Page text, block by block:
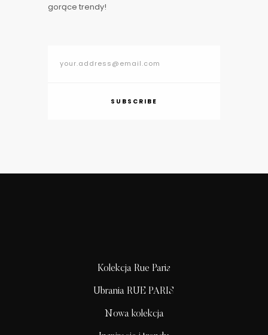
gorące trendy!
SUBSCRIBE
Kolekcja Rue Paris
Ubrania RUE PARIS
Nowa kolekcja